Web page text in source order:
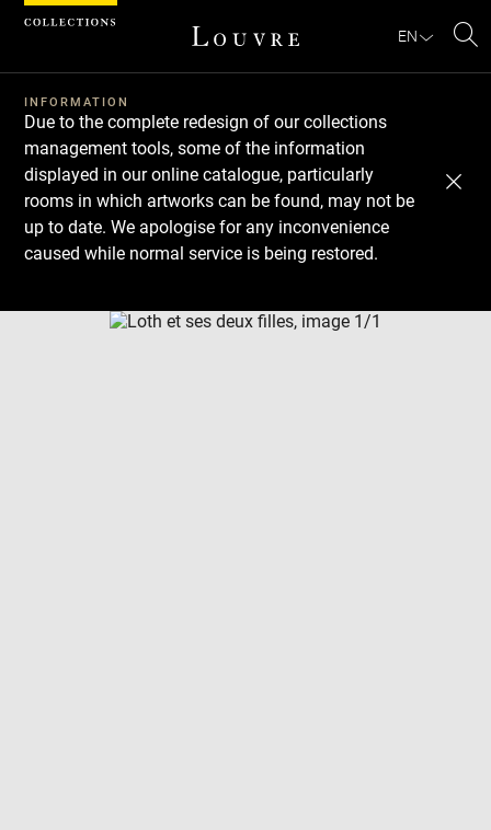
EN
INFORMATION
Due to the complete redesign of our collections
management tools, some of the information
displayed in our online catalogue, particularly
rooms in which artworks can be found, may not be
up to date. We apologise for any inconvenience
caused while normal service is being restored.
Download
Next
Previous
Cookies management panel